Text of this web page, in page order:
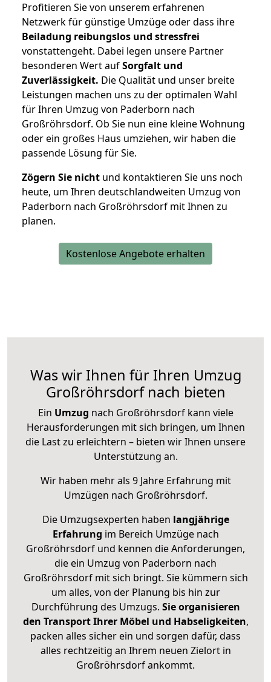
Profitieren Sie von unserem erfahrenen
Netzwerk für günstige Umzüge oder dass ihre
Beiladung reibungslos und stressfrei
vonstattengeht. Dabei legen unsere Partner
besonderen Wert aufSorgfalt und
Zuverlässigkeit. Die Qualität und unser breite
Leistungen machen uns zu der optimalen Wahl
für Ihren Umzug von Paderborn nach
Großröhrsdorf. Ob Sie nun eine kleine Wohnung
oder ein großes Haus umziehen, wir haben die
passende Lösung für Sie.
Zögern Sie nicht und kontaktieren Sie uns noch
heute, um Ihren deutschlandweiten Umzug von
Paderborn nach Großröhrsdorf mit Ihnen zu
planen.
Kostenlose Angebote erhalten
Was wir Ihnen für Ihren Umzug
Großröhrsdorf nach bieten
Ein Umzug nach Großröhrsdorf kann viele
Herausforderungen mit sich bringen, um Ihnen
die Last zu erleichtern – bieten wir Ihnen unsere
Unterstützung an.
Wir haben mehr als 9 Jahre Erfahrung mit
Umzügen nach Großröhrsdorf.
Die Umzugsexperten haben langjährige
Erfahrung im Bereich Umzüge nach
Großröhrsdorf und kennen die Anforderungen,
die ein Umzug von Paderborn nach
Großröhrsdorf mit sich bringt. Sie kümmern sich
um alles, von der Planung bis hin zur
Durchführung des Umzugs. Sie organisieren
den Transport Ihrer Möbel und Habseligkeiten,
packen alles sicher ein und sorgen dafür, dass
alles rechtzeitig an Ihrem neuen Zielort in
Großröhrsdorf ankommt.